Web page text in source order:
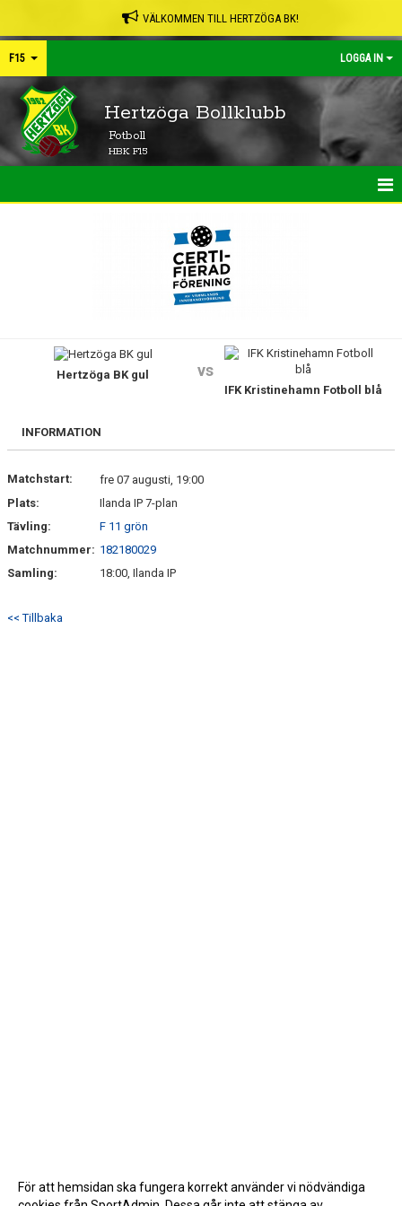
VÄLKOMMEN TILL HERTZÖGA BK!
F15 LOGGA IN
Hertzöga Bollklubb
Fotboll
HBK F15
TRUPPEN
DOKUMENT
Hertzöga BK gul vs
IFK Kristinehamn Fotboll blå
INFORMATION
Matchstart:
fre 07 augusti, 19:00
Plats:
Ilanda IP 7-plan
Tävling:
F 11 grön
Matchnummer: 182180029
Samling:
18:00, Ilanda IP
<< Tillbaka
För att hemsidan ska fungera korrekt använder vi nödvändiga